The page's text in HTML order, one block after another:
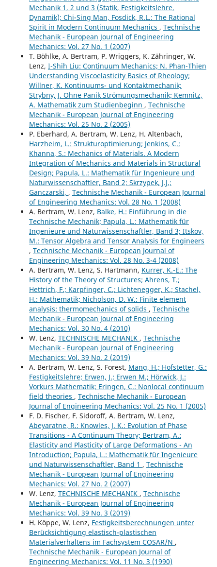
Mechanik 1, 2 und 3 (Statik, Festigkeitslehre,
Dynamik); Chi-Sing Man, Fosdick, R.L.: The Rational
Spirit in Modern Continuum Mechanics , Technische
Mechanik - European Journal of Engineering
Mechanics: Vol. 27 No. 1 (2007)
T. Böhlke, A. Bertram, P. Wriggers, K. Zähringer, W.
Lenz, I-Shih Liu: Continuum Mechanics; N. Phan-Thien
Understanding Viscoelasticity Basics of Rheology;
Willner, K. Kontinuums- und Kontaktmechanik;
Strybny, J. Ohne Panik Strömungsmechanik; Kemnitz,
A. Mathematik zum Studienbeginn , Technische
Mechanik - European Journal of Engineering
Mechanics: Vol. 25 No. 2 (2005)
P. Eberhard, A. Bertram, W. Lenz, H. Altenbach,
Harzheim, L.: Strukturoptimierung; Jenkins, C.;
Khanna, S.: Mechanics of Materials. A Modern
Integration of Mechanics and Materials in Structural
Design; Papula, L.: Mathematik für Ingenieure und
Naturwissenschaftler, Band 2; Skrzypek, J.J.;
Ganczarski, , Technische Mechanik - European Journal
of Engineering Mechanics: Vol. 28 No. 1 (2008)
A. Bertram, W. Lenz, Balke, H.: Einführung in die
Technische Mechanik; Papula, L.: Mathematik für
Ingenieure und Naturwissenschaftler, Band 3; Itskov,
M.: Tensor Algebra and Tensor Analysis for Engineers
, Technische Mechanik - European Journal of
Engineering Mechanics: Vol. 28 No. 3-4 (2008)
A. Bertram, W. Lenz, S. Hartmann, Kurrer, K.-E.: The
History of the Theory of Structures; Ahrens, T.;
Hettrich, F.; Karpfinger, C.; Lichtenegger, K.; Stachel,
H.: Mathematik; Nicholson, D. W.: Finite element
analysis: thermomechanics of solids , Technische
Mechanik - European Journal of Engineering
Mechanics: Vol. 30 No. 4 (2010)
W. Lenz, TECHNISCHE MECHANIK , Technische
Mechanik - European Journal of Engineering
Mechanics: Vol. 39 No. 2 (2019)
A. Bertram, W. Lenz, S. Forest, Mang, H.; Hofstetter, G.:
Festigkeitslehre; Erwen, J.; Erwen M.; Hörwick, J.:
Vorkurs Mathematik; Eringen, C.: Nonlocal continuum
field theories , Technische Mechanik - European
Journal of Engineering Mechanics: Vol. 25 No. 1 (2005)
F. D. Fischer, F. Sidoroff, A. Bertram, W. Lenz,
Abeyaratne, R.: Knowles, J. K.: Evolution of Phase
Transitions - A Continuum Theory; Bertram, A.:
Elasticity and Plasticity of Large Deformations - An
Introduction; Papula, L.: Mathematik für Ingenieure
und Naturwissenschaftler, Band 1 , Technische
Mechanik - European Journal of Engineering
Mechanics: Vol. 27 No. 2 (2007)
W. Lenz, TECHNISCHE MECHANIK , Technische
Mechanik - European Journal of Engineering
Mechanics: Vol. 39 No. 3 (2019)
H. Köppe, W. Lenz, Festigkeitsberechnungen unter
Berücksichtigung elastisch-plastischen
Materialverhaltens im Fachsystem COSAR/N ,
Technische Mechanik - European Journal of
Engineering Mechanics: Vol. 11 No. 3 (1990)